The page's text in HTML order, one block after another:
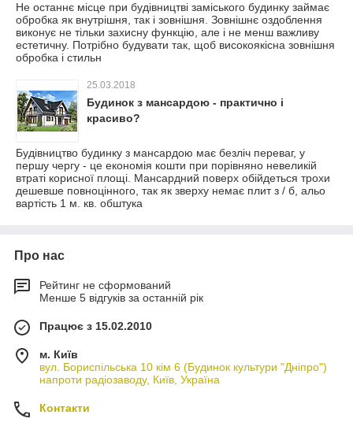
Не останнє місце при будівництві заміського будинку займає
обробка як внутрішня, так і зовнішня. Зовнішнє оздоблення
виконує не тільки захисну функцію, але і не менш важливу
естетичну. Потрібно будувати так, щоб високоякісна зовнішня
обробка і стильн
25.03.2018
Будинок з мансардою - практично і
красиво?
Будівництво будинку з мансардою має безліч переваг, у
першу чергу - це економія кошти при порівняно невеликій
втраті корисної площі. Мансардний поверх обійдеться трохи
дешевше повноцінного, так як зверху немає плит з / б, альо
вартість 1 м. кв. обштука
Про нас
Рейтинг не сформований
Менше 5 відгуків за останній рік
Працює з 15.02.2010
м. Київ
вул. Бориспільська 10 кім 6 (Будинок культури "Дніпро")
напроти радіозаводу, Київ, Україна
Контакти